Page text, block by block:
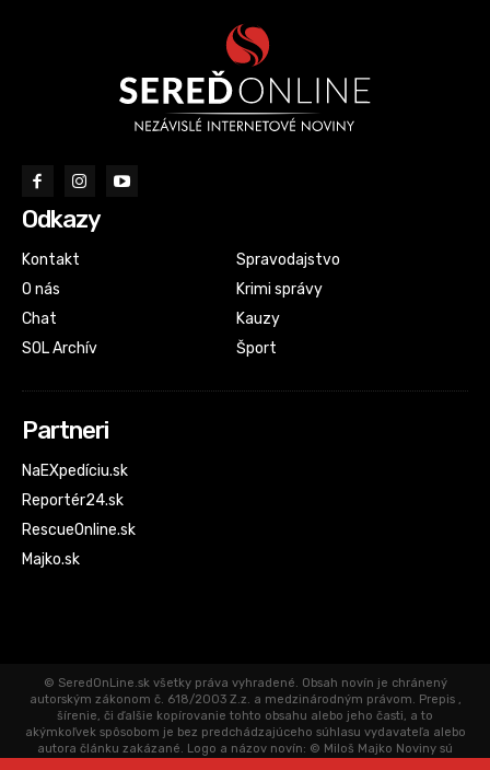
Odkazy
Kontakt
O nás
Chat
SOL Archív
Spravodajstvo
Krimi správy
Kauzy
Šport
Partneri
NaEXpedíciu.sk
Reportér24.sk
RescueOnline.sk
Majko.sk
© SeredOnLine.sk všetky práva vyhradené. Obsah novín je chránený
autorským zákonom č. 618/2003 Z.z. a medzinárodným právom. Prepis ,
šírenie, či ďalšie kopírovanie tohto obsahu alebo jeho časti, a to
akýmkoľvek spôsobom je bez predchádzajúceho súhlasu vydavateľa alebo
autora článku zakázané. Logo a názov novín: © Miloš Majko Noviny sú